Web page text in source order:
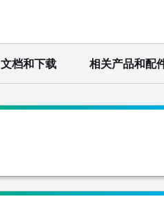
文档和下载 相关产品和配